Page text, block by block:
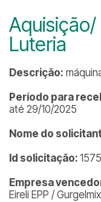
Aquisição/
Luteria
Descrição:
Período para
até 29/10/2025
Nome do
Id solicitação:
Empresa
Eireli EPP /